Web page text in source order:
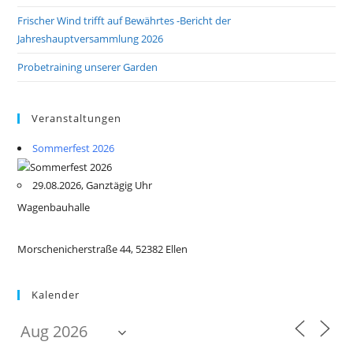
Frischer Wind trifft auf Bewährtes -Bericht der
Jahreshauptversammlung 2026
Probetraining unserer Garden
Veranstaltungen
Sommerfest 2026
29.08.2026, Ganztägig Uhr
Wagenbauhalle
Morschenicherstraße 44, 52382 Ellen
Kalender